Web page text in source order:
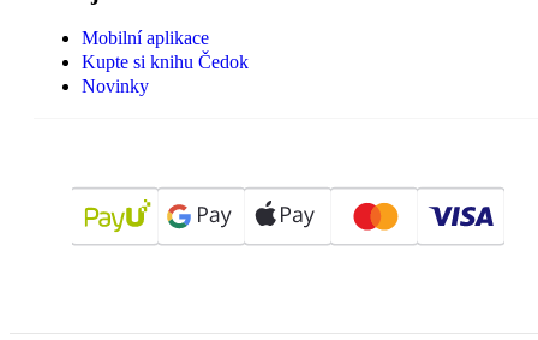
Mobilní aplikace
Kupte si knihu Čedok
Novinky